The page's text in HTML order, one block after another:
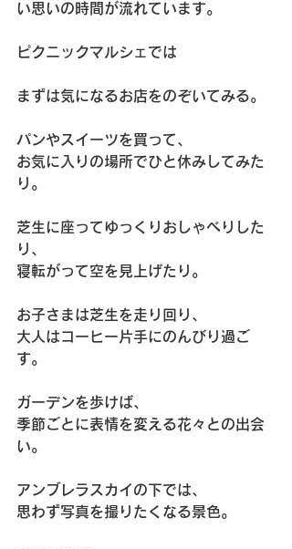
い思いの時間が流れています。
ピクニックマルシェでは
まずは気になるお店をのぞいてみる。
パンやスイーツを買って、
お気に入りの場所でひと休みしてみた
り。
芝生に座ってゆっくりおしゃべりした
り、
寝転がって空を見上げたり。
お子さまは芝生を走り回り、
大人はコーヒー片手にのんびり過ご
す。
ガーデンを歩けば、
季節ごとに表情を変える花々との出会
い。
アンブレラスカイの下では、
思わず写真を撮りたくなる景色。